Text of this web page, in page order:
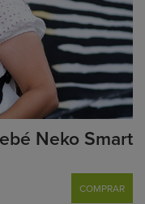
Neko Smart
COMPRAR